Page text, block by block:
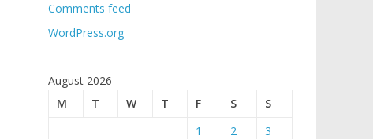
Comments feed
WordPress.org
August 2026
M
T W T F S
S
1
2
3